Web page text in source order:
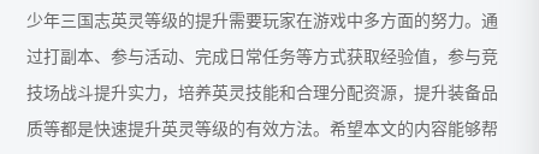
少年三国志英灵等级的提升需要玩家在游戏中多方面的努力。通
过打副本、参与活动、完成日常任务等方式获取经验值，参与竞
技场战斗提升实力，培养英灵技能和合理分配资源，提升装备品
质等都是快速提升英灵等级的有效方法。希望本文的内容能够帮